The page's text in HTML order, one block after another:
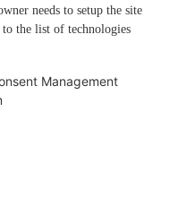
needs to setup the site
the list of technologies
Management